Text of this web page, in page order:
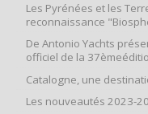
Les Pyrénées et les
reconnaissance
De Antonio Yachts
officiel de la
Catalogne, une
Les nouveautés 2023-